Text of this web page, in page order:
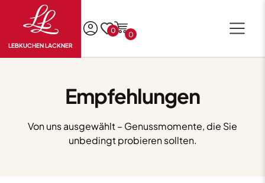
LEBKUCHEN LACKNER
0 0
Empfehlungen
Von uns ausgewählt – Genussmomente, die Sie
unbedingt probieren sollten.